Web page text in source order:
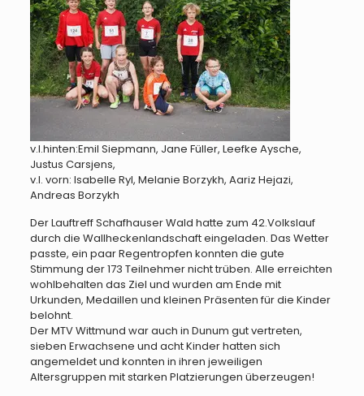
v.l.hinten:Emil Siepmann, Jane Füller, Leefke Aysche,
Justus Carsjens,
v.l. vorn: Isabelle Ryl, Melanie Borzykh, Aariz Hejazi,
Andreas Borzykh
Der Lauftreff Schafhauser Wald hatte zum 42.Volkslauf
durch die Wallheckenlandschaft eingeladen. Das Wetter
passte, ein paar Regentropfen konnten die gute
Stimmung der 173 Teilnehmer nicht trüben. Alle erreichten
wohlbehalten das Ziel und wurden am Ende mit
Urkunden, Medaillen und kleinen Präsenten für die Kinder
belohnt.
Der MTV Wittmund war auch in Dunum gut vertreten,
sieben Erwachsene und acht Kinder hatten sich
angemeldet und konnten in ihren jeweiligen
Altersgruppen mit starken Platzierungen überzeugen!